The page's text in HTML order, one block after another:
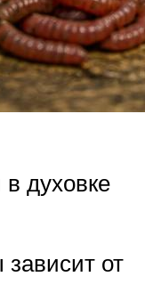
духовке
от